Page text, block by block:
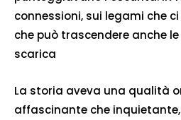
connessioni, sui legami che
che può trascendere anche
scarica
La storia aveva una qualità
affascinante che